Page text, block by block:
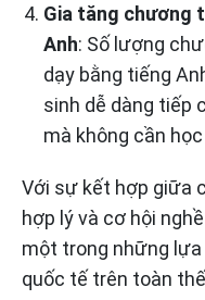
Gia tăng chương
Anh: Số lượng
dạy bằng tiếng
sinh dễ dàng tiếp
mà không cần
Với sự kết hợp giữa
hợp lý và cơ hội
một trong những
quốc tế trên toàn